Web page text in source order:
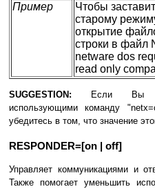
Пример
Чтобы
старому
открытие
строки в файл
netware dos
read only
SUGGESTION:
Если Вы
использующими команду
убедитесь в том, что значение
RESPONDER=[on | off]
Управляет коммуникациями и
Также помогает уменьшить